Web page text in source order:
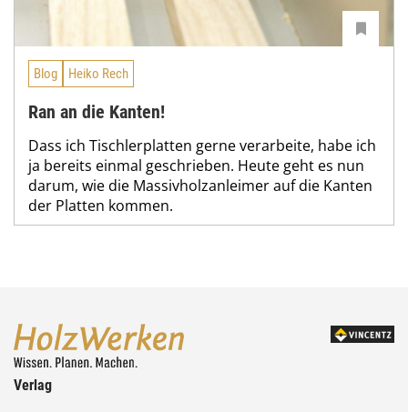
Blog Heiko Rech
Ran an die Kanten!
Dass ich Tischlerplatten gerne verarbeite, habe ich
ja bereits einmal geschrieben. Heute geht es nun
darum, wie die Massivholzanleimer auf die Kanten
der Platten kommen.
Verlag